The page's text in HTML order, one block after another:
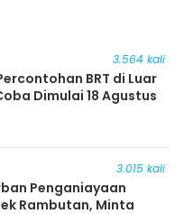
3.564 kali
BRT di Luar
Dimulai 18 Agustus
3.015 kali
Penganiayaan
Rambutan, Minta